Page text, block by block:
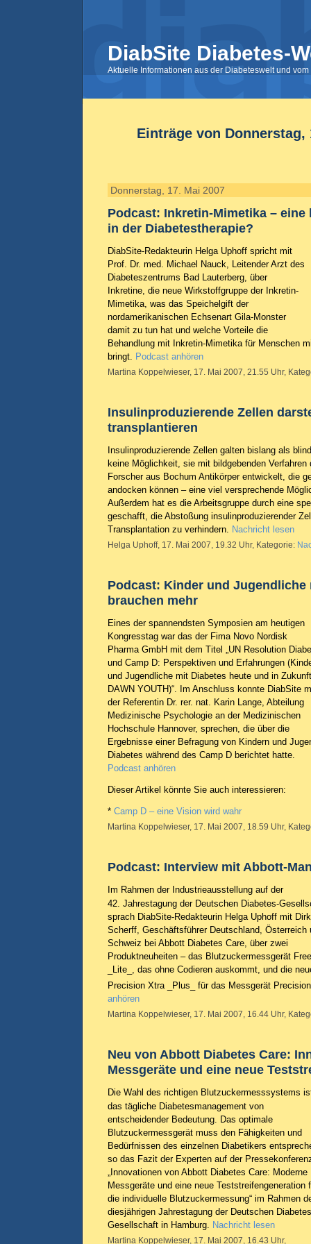
DiabSite Diabetes-
Aktuelle Informationen aus der Diabeteswelt und
Einträge von Donnerstag,
Donnerstag, 17. Mai 2007
Podcast: Inkretin-Mimetika –
in der Diabetestherapie?
DiabSite-Redakteurin Helga Uphoff spricht mit
Prof. Dr. med. Michael Nauck, Leitender Arzt des
Diabeteszentrums Bad Lauterberg, über
Inkretine, die neue Wirkstoffgruppe der Inkretin-
Mimetika, was das Speichelgift der
nordamerikanischen Echsenart Gila-Monster
damit zu tun hat und welche Vorteile die
Behandlung mit Inkretin-Mimetika für Menschen
bringt. Podcast anhören
Martina Koppelwieser, 17. Mai 2007, 21.55 Uhr,
Insulinproduzierende Zellen
transplantieren
Insulinproduzierende Zellen galten bislang als
keine Möglichkeit, sie mit bildgebenden
Forscher aus Bochum Antikörper entwickelt, die
andocken können – eine viel versprechende
Außerdem hat es die Arbeitsgruppe durch eine
geschafft, die Abstoßung insulinproduzierender
Transplantation zu verhindern. Nachricht lesen
Helga Uphoff, 17. Mai 2007, 19.32 Uhr, Kategorie:
Podcast: Kinder und Jugendliche
brauchen mehr
Eines der spannendsten Symposien am heutigen
Kongresstag war das der Fima Novo Nordisk
Pharma GmbH mit dem Titel „UN Resolution
und Camp D: Perspektiven und Erfahrungen
und Jugendliche mit Diabetes heute und in
DAWN YOUTH)“. Im Anschluss konnte DiabSite
der Referentin Dr. rer. nat. Karin Lange, Abteilung
Medizinische Psychologie an der Medizinischen
Hochschule Hannover, sprechen, die über die
Ergebnisse einer Befragung von Kindern und
Diabetes während des Camp D berichtet hatte.
Podcast anhören
Dieser Artikel könnte Sie auch interessieren:
* Camp D – eine Vision wird wahr
Martina Koppelwieser, 17. Mai 2007, 18.59 Uhr,
Podcast: Interview mit Abbott-
Im Rahmen der Industrieausstellung auf der
42. Jahrestagung der Deutschen Diabetes-
sprach DiabSite-Redakteurin Helga Uphoff mit Dirk
Scherff, Geschäftsführer Deutschland, Österreich
Schweiz bei Abbott Diabetes Care, über zwei
Produktneuheiten – das Blutzuckermessgerät
_Lite_, das ohne Codieren auskommt, und die
Precision Xtra _Plus_ für das Messgerät Precision
anhören
Martina Koppelwieser, 17. Mai 2007, 16.44 Uhr,
Neu von Abbott Diabetes Care:
Messgeräte und eine neue
Die Wahl des richtigen Blutzuckermesssystems
das tägliche Diabetesmanagement von
entscheidender Bedeutung. Das optimale
Blutzuckermessgerät muss den Fähigkeiten und
Bedürfnissen des einzelnen Diabetikers
so das Fazit der Experten auf der
„Innovationen von Abbott Diabetes Care: Moderne
Messgeräte und eine neue Teststreifengeneration
die individuelle Blutzuckermessung“ im Rahmen
diesjährigen Jahrestagung der Deutschen
Gesellschaft in Hamburg. Nachricht lesen
Martina Koppelwieser, 17. Mai 2007, 16.43 Uhr,